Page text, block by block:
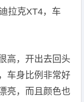
拉克XT4，车
高，开出去回头
车身比例非常好
亮，而且颜色也